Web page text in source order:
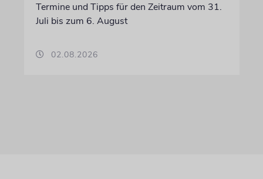
Termine und Tipps für den Zeitraum vom 31.
Juli bis zum 6. August
02.08.2026